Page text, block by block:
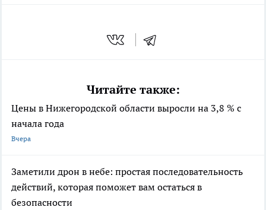
Читайте также:
Цены в Нижегородской области выросли на 3,8 % с
начала года
Вчера
Заметили дрон в небе: простая последовательность
действий, которая поможет вам остаться в
безопасности